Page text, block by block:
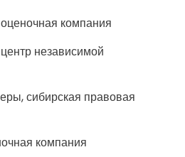
компания
независимой
сибирская правовая
компания